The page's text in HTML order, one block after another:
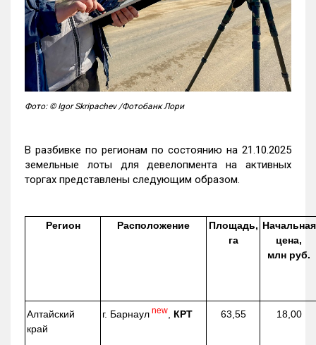
Фото: © Igor Skripachev /Фотобанк Лори
В разбивке по регионам по состоянию на 21.10.2025
земельные лоты для девелопмента на активных
торгах представлены следующим образом.
Регион Расположение
Площадь,
га
Начальная
цена,
млн руб.
Алтайский
край
г. Барнаул new КРТ 63,55 18,00